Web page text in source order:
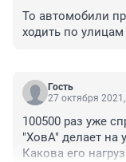
То автомобили
ходить по
Гость
27 октября
100500 раз уже
"ХовА" делает на
Какова его